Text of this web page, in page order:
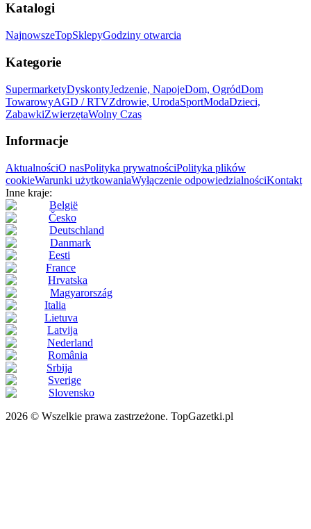
Katalogi
NajnowszeTopSklepyGodziny otwarcia
Kategorie
SupermarketyDyskontyJedzenie, NapojeDom, OgródDom
TowarowyAGD / RTVZdrowie, UrodaSportModaDzieci,
ZabawkiZwierzętaWolny Czas
Informacje
AktualnościO nasPolityka prywatnościPolityka plików
cookieWarunki użytkowaniaWyłączenie odpowiedzialnościKontakt
Inne kraje:
België
Česko
Deutschland
Danmark
Eesti
France
Hrvatska
Magyarország
Italia
Lietuva
Latvija
Nederland
România
Srbija
Sverige
Slovensko
2026 © Wszelkie prawa zastrzeżone. TopGazetki.pl